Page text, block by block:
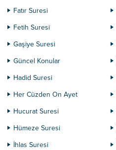
Fatır Suresi
Fetih Suresi
Gaşiye Suresi
Güncel Konular
Hadid Suresi
Her Cüzden On Ayet
Hucurat Suresi
Hümeze Suresi
İhlas Suresi